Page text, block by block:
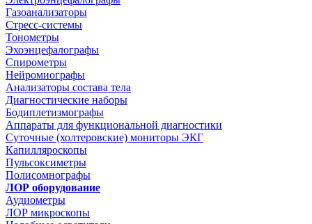
Газоанализаторы
Стресс-системы
Тонометры
Эхоэнцефалографы
Спирометры
Нейромиографы
Анализаторы состава тела
Диагностические наборы
Бодиплетизмографы
Аппараты для функциональной диагностики
Суточные (холтеровские) мониторы ЭКГ
Капилляроскопы
Пульсоксиметры
Полисомнографы
ЛОР оборудование
Аудиометры
ЛОР микроскопы